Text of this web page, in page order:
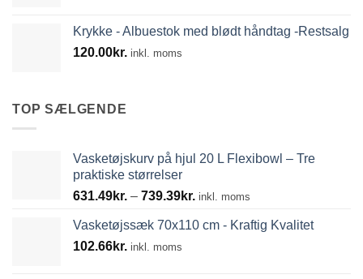
Krykke - Albuestok med blødt håndtag -Restsalg
120.00kr. inkl. moms
TOP SÆLGENDE
Vasketøjskurv på hjul 20 L Flexibowl – Tre
praktiske størrelser
631.49kr. – 739.39kr. Prisinterval:
til
inkl. moms
Vasketøjssæk 70x110 cm - Kraftig Kvalitet
102.66kr. inkl. moms